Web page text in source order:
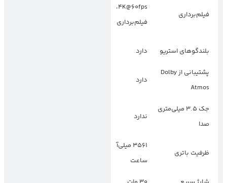
فیلم‌برداری
4K@60fps، قابلیت
فیلم‌برداری ProRes
بلندگوهای استریو دارد
پشتیبانی از Dolby
Atmos
دارد
جک ۳.۵ میلی‌متری
صدا
ندارد
ظرفیت باتری
۳۵۶۱ میلی‌آمپر
ساعت